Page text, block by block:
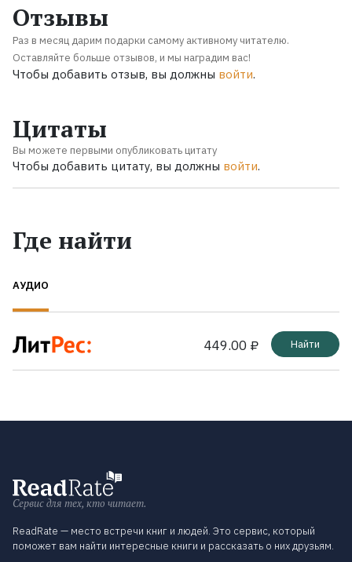
Отзывы
Раз в месяц дарим подарки самому активному читателю.
Оставляйте больше отзывов, и мы наградим вас!
Чтобы добавить отзыв, вы должны войти.
Цитаты
Вы можете первыми опубликовать цитату
Чтобы добавить цитату, вы должны войти.
Где найти
АУДИО
449.00 ₽ Найти
Сервис для тех, кто читает.
ReadRate — место встречи книг и людей. Это сервис, который
поможет вам найти интересные книги и рассказать о них друзьям.